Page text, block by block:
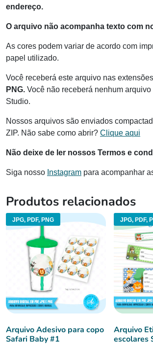
endereço.
O arquivo não acompanha texto com
As cores podem variar de acordo com
papel utilizado.
Você receberá este arquivo nas
PNG. Você não receberá nenhum arquivo
Studio.
Nossos arquivos são enviados
ZIP. Não sabe como abrir? Clique aqui
Não deixe de ler nossos Termos e
Siga nosso Instagram para acompanhar
Produtos relacionados
JPG, PDF, PNG
Arquivo Adesivo para copo
Safari Baby #1
JPG, PDF,
Arquivo
escolares